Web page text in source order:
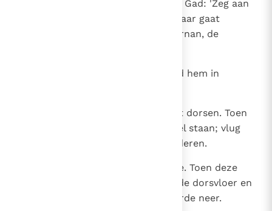
Nu sprak de engel van Jahwe tot Gad: 'Zeg aan
David, dat hij voor Jahwe een altaar gaat
oprichten op de dorsvloer van Ornan, de
David ging dus op weg, zoals Gad hem in
Ornan was juist de tarwe aan het dorsen. Toen
hij zich omkeerde zag hij de engel staan; vlug
verborg hij zich met zijn vier kinderen.
Daar kwam David naar Ornan toe. Toen deze
opkeek, zag hij David; hij verliet de dorsvloer en
boog zich voor David diep ter aarde neer.